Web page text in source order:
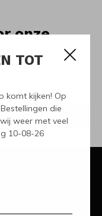
TOT
komt kijken! Op
die
weer met veel
10-08-26
onze
en promoties
ABONNEER